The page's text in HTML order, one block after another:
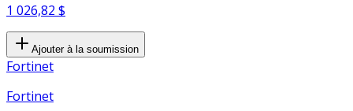
1 026,82 $
Ajouter à la soumission
Fortinet
Fortinet